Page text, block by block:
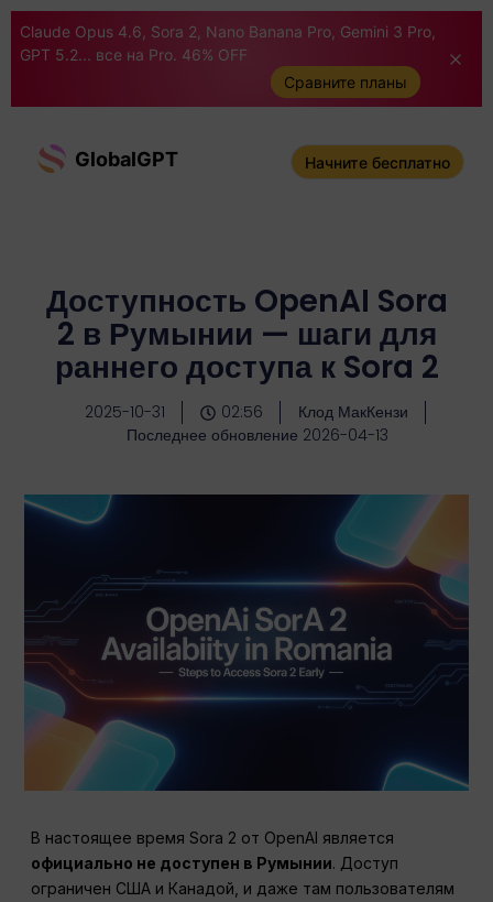
Claude Opus 4.6, Sora 2, Nano Banana Pro, Gemini 3 Pro,
GPT 5.2... все на Pro. 46% OFF
Сравните планы
GlobalGPT Начните бесплатно
Доступность OpenAI Sora
2 в Румынии — шаги для
раннего доступа к Sora 2
2025-10-31 02:56
Клод МакКензи
Последнее обновление 2026-04-13
В настоящее время Sora 2 от OpenAI является
официально не доступен в Румынии. Доступ
ограничен США и Канадой, и даже там пользователям